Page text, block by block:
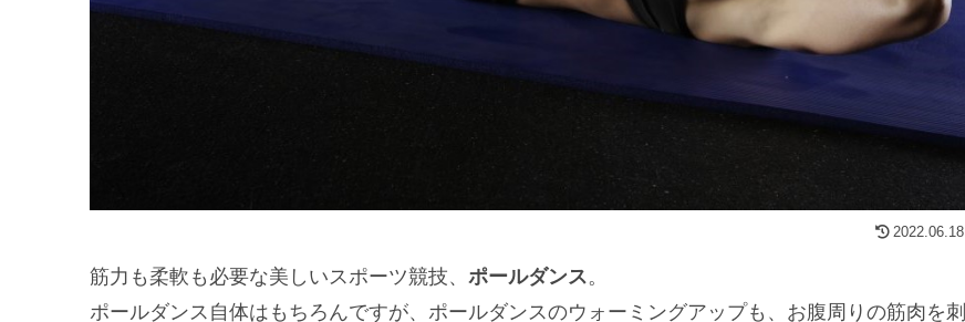
2022.06.18
筋力も柔軟も必要な美しいスポーツ競技、 ポールダンス。
ポールダンス自体はもちろんですが、ポールダンスのウォーミングアップも、お腹周りの筋肉を刺